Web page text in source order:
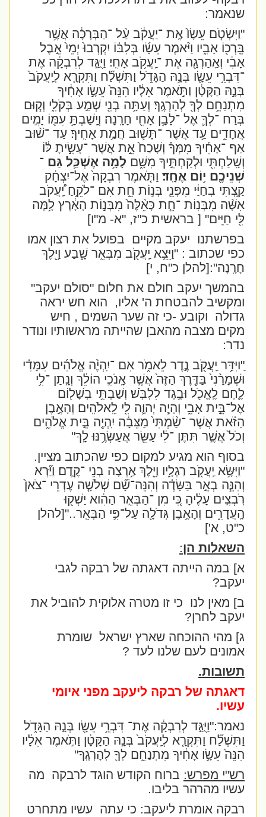
שנאמר:
"וַיִּשְׂטֹ֤ם עֵשָׂו֙ אֶֽת ־יַעֲקֹ֔ב עַ֨ל ־הַבְּרָכָ֔ה אֲשֶׁ֥ר
בֵּֽרְכ֖וֹ אָבִ֑יו וַיֹּ֨אמֶר עֵשָׂ֜ו בְּלִבּ֗וֹ יִקְרְבוּ֙ יְמֵי֙ אֵ֣בֶל
אָבִ֔י וְאַֽהַרְגָ֖ה אֶת ־יַֽעֲקֹ֥ב אָחִֽי׃ וַיֻּגַּ֣ד לְרִבְקָ֔ה אֶת
־דִּבְרֵ֥י עֵשָׂ֖ו בְּנָ֣הּ הַגָּדֹ֑ל וַתִּשְׁלַ֞ח וַתִּקְרָ֤א לְיַֽעֲקֹב֙
בְּנָ֣הּ הַקָּטָ֔ן וַתֹּ֣אמֶר אֵלָ֔יו הִנֵּה֙ עֵשָׂ֣ו אָחִ֔יךָ
מִתְנַחֵ֥ם לְךָ֖ לְהָרְגֶֽךָ׃ וְעַתָּ֥ה בְנִ֖י שְׁמַ֣ע בְּקֹלִ֑י וְק֧וּם
בְּרַח ־לְךָ֛ אֶל ־לָבָ֥ן אָחִ֖י חָרָֽנָה׃ וְיָֽשַׁבְתָּ֥ עִמּ֖וֹ יָמִ֣ים
אֲחָדִ֑ים עַ֥ד אֲשֶׁר ־תָּשׁ֖וּב חֲמַ֥ת אָחִֽיךָ׃ עַד ־שׁ֨וּב
אַף ־אָחִ֜יךָ מִמְּךָ֗ וְשָׁכַח֙ אֵ֣ת אֲשֶׁר ־עָשִׂ֣יתָ לּ֔וֹ
וְשָֽׁלַחְתִּ֖י וּלְקַחְתִּ֣יךָ מִשָּׁ֑םלָמָ֥ה אֶשְׁכַּ֛ל גַּם ־
שְׁנֵיכֶ֖ם י֥וֹם אֶחָֽד׃וַתֹּ֤אמֶר רִבְקָה֙ אֶל־יִצְחָ֔ק
קַ֣צְתִּי בְחַיַּ֔י מִפְּנֵ֖י בְּנ֣וֹת חֵ֑ת אִם ־לֹקֵ֣חַ יַֽ֠עֲקֹב
אִשָּׁ֨ה מִבְּנֽוֹת ־חֵ֤ת כָּאֵ֨לֶּה֙ מִבְּנ֣וֹת הָאָ֔רֶץ לָ֥מָּה
לִּ֖י חַיִּֽים"[ בראשית כ"ז, "א- מ"ו]
בפרשתנו יעקב מקיים בפועל את רצון אמו
כפי שכתוב : "וַיֵּצֵ֥א יַֽעֲקֹ֖ב מִבְּאֵ֣ר שָׁ֑בַע וַיֵּ֖לֶךְ
חָרָֽנָה" ׃[להלן כ"ח, י]
בהמשך יעקב חולם את חלום "סולם יעקב"
ומקשיב להבטחת ה' אליו, הוא חש יראה
גדולה וקובע -כי זה שער השמים , חיש
מקים מצבה מהאבן שהייתה מראשותיו ונודר
נדר:
ַ"ויִּדַּ֥ר יַֽעֲקֹ֖ב נֶ֣דֶר לֵאמֹ֑ר אִם ־יִֽהְיֶ֨ה אֱלֹהִ֜ים עִמָּדִ֗י
וּשְׁמָרַ֨נִי֙ בַּדֶּ֤רֶךְ הַזֶּה֙ אֲשֶׁ֣ר אָֽנֹכִ֣י הוֹלֵ֔ךְ וְנָֽתַן ־לִ֥י
לֶ֛חֶם לֶֽאֱכֹ֖ל וּבֶ֥גֶד לִלְבֹּֽשׁ׃ וְשַׁבְתִּ֥י בְשָׁל֖וֹם
אֶל־בֵּ֣ית אָבִ֑י וְהָיָ֧ה יְהוָ֛ה לִ֖י לֵֽאלֹהִֽים׃ וְהָאֶ֣בֶן
הַזֹּ֗את אֲשֶׁר ־שַׂ֨מְתִּי֙ מַצֵּבָ֔ה יִֽהְיֶ֖ה בֵּ֣ית אֱלֹהִ֑ים
וְכֹל֙ אֲשֶׁ֣ר תִּתֶּן ־לִ֔י עַשֵּׂ֖ר אֲעַשְּׂרֶ֥נּוּ לָֽךְ"
בסוף הוא מגיע למקום כפי שהכתוב מציין.
"וַיִּשָּׂ֥א יַֽעֲקֹ֖ב רַגְלָ֑יו וַיֵּ֖לֶךְ אַ֥רְצָה בְנֵי ־קֶֽדֶם׃ וַיַּ֞רְא
וְהִנֵּ֧ה בְאֵ֣ר בַּשָּׂדֶ֗ה וְהִנֵּה־שָׁ֞ם שְׁלֹשָׁ֤ה עֶדְרֵי ־צֹאן֙
רֹֽבְצִ֣ים עָלֶ֔יהָ כִּ֚י מִן ־הַבְּאֵ֣ר הַהִ֔וא יַשְׁק֖וּ
הָֽעֲדָרִ֑ים וְהָאֶ֥בֶן גְּדֹלָ֖ה עַל־פִּ֥י הַבְּאֵֽר.."[להלן
כ"ט, א']
השאלות הן:
א] במה הייתה דאגתה של רבקה לגבי
יעקב?
ב] מאין לנו כי זו מטרה אלוקית להוביל את
יעקב לחרן?
ג] מהי ההוכחה שארץ ישראל שומרת
אמונים לעם שלנו לעד ?
תשובות.
דאגתה של רבקה ליעקב מפני איומי
עשיו.
נאמר:"וַיֻּגַּ֣ד לְרִבְקָ֔ה אֶת־ דִּבְרֵ֥י עֵשָׂ֖ו בְּנָ֣הּ הַגָּדֹ֑ל
וַתִּשְׁלַ֞ח וַתִּקְרָ֤א לְיַֽעֲקֹב֙ בְּנָ֣הּ הַקָּטָ֔ן וַתֹּ֣אמֶר אֵלָ֔יו
הִנֵּה֙ עֵשָׂ֣ו אָחִ֔יךָ מִתְנַחֵ֥ם לְךָ֖ לְהָרְגֶֽךָ"
רש"י מפרש:ברוח הקודש הוגד לרבקה מה
עשיו מהרהר בליבו.
רבקה אומרת ליעקב: כי עתה עשיו מתחרט